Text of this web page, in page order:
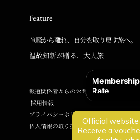
Feature
喧騒から離れ、自分を取り戻す旅へ。
温故知新が贈る、大人旅
報道関係者からのお問い合わせ
採用情報
プライバシーポリシー
個人情報の取り扱いに関するご案内
Membership
Rate